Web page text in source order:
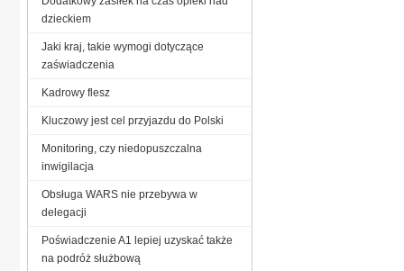
dzieckiem
Jaki kraj, takie wymogi dotyczące
zaświadczenia
Kadrowy flesz
Kluczowy jest cel przyjazdu do Polski
Monitoring, czy niedopuszczalna
inwigilacja
Obsługa WARS nie przebywa w
delegacji
Poświadczenie A1 lepiej uzyskać także
na podróż służbową